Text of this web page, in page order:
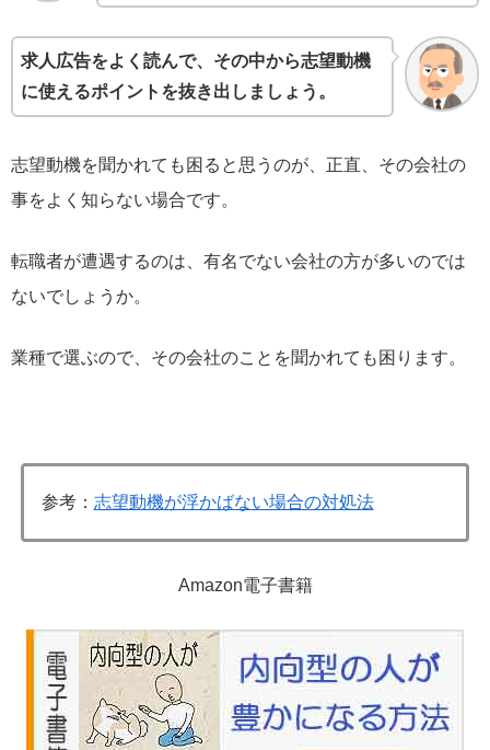
求人広告をよく読んで、その中から志望動機
に使えるポイントを抜き出しましょう。
志望動機を聞かれても困ると思うのが、正直、その会社の
事をよく知らない場合です。
転職者が遭遇するのは、有名でない会社の方が多いのでは
ないでしょうか。
業種で選ぶので、その会社のことを聞かれても困ります。
参考： 志望動機が浮かばない場合の対処法
Amazon電子書籍